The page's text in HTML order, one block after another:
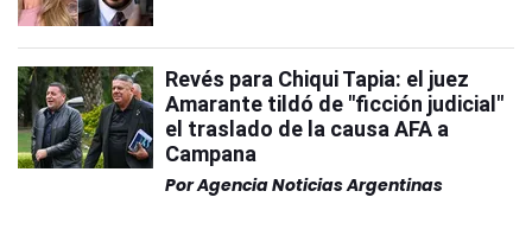
Revés para Chiqui Tapia: el juez
Amarante tildó de "ficción judicial"
el traslado de la causa AFA a
Campana
PorAgencia Noticias Argentinas